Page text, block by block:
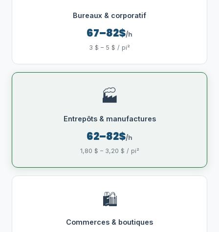
Bureaux & corporatif
67–82$/h
3 $ – 5 $ / pi²
🏭
Entrepôts & manufactures
62–82$/h
1,80 $ – 3,20 $ / pi²
🛍️
Commerces & boutiques